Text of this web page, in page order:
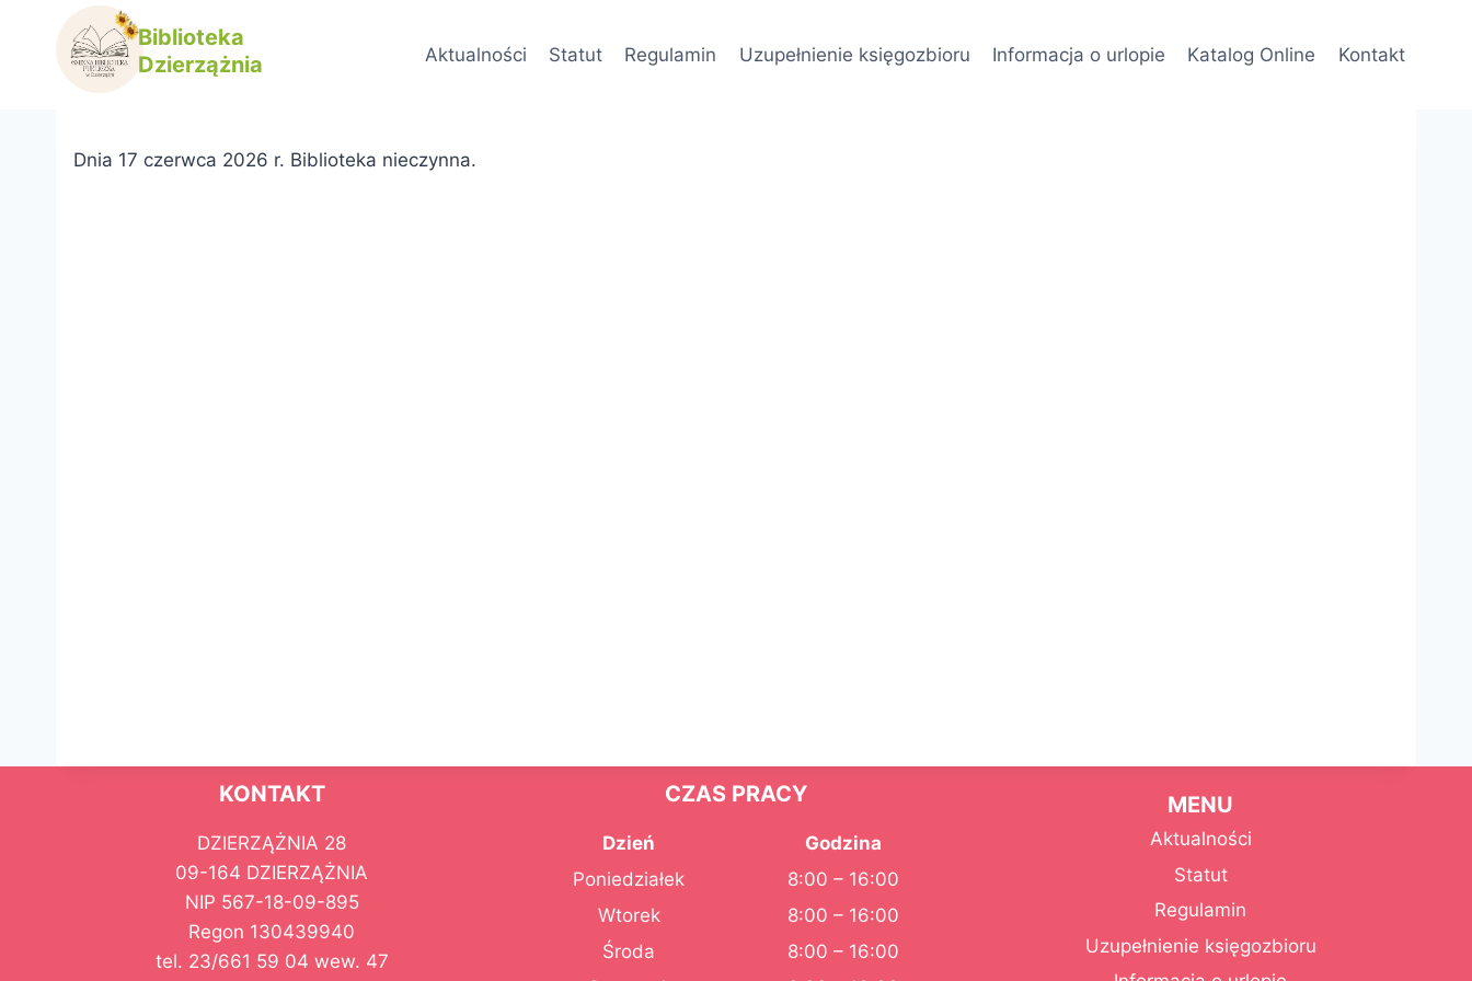
Biblioteka
Dzierzążnia
Aktualności Statut Regulamin Uzupełnienie księgozbioru Informacja o urlopie Katalog Online Kontakt
Informacja
Przez
Dnia 17 czerwca 2026 r. Biblioteka nieczynna.
KONTAKT
DZIERZĄŻNIA 28
09-164 DZIERZĄŻNIA
NIP 567-18-09-895
Regon 130439940
tel. 23/661 59 04 wew. 47
CZAS PRACY
Dzień
Godzina
Poniedziałek
8:00 – 16:00
Wtorek
8:00 – 16:00
Środa
8:00 – 16:00
MENU
Aktualności
Statut
Regulamin
Uzupełnienie księgozbioru